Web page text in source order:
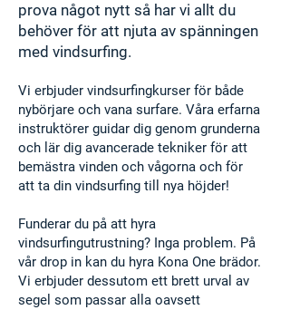
prova något nytt så har vi allt du
behöver för att njuta av spänningen
med vindsurfing.
Vi erbjuder vindsurfingkurser för både
nybörjare och vana surfare. Våra erfarna
instruktörer guidar dig genom grunderna
och lär dig avancerade tekniker för att
bemästra vinden och vågorna och för
att ta din vindsurfing till nya höjder!
Funderar du på att hyra
vindsurfingutrustning? Inga problem. På
vår drop in kan du hyra Kona One brädor.
Vi erbjuder dessutom ett brett urval av
segel som passar alla oavsett